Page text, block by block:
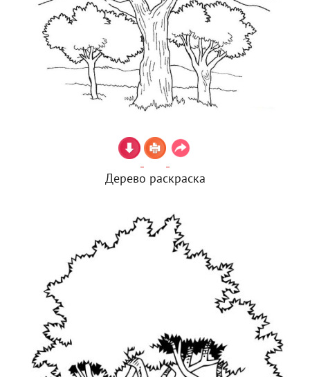
Дерево раскраска